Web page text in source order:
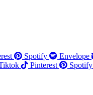
Spotify
Envelope
Pinterest Spotify